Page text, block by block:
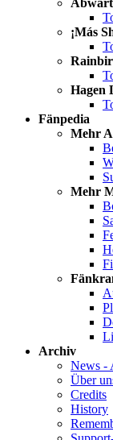
¡Más
Hagen
Fänpedia
Mehr
Mehr
Archiv
News -
Über
Credits
History